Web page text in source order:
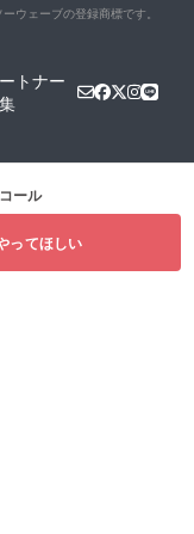
ウェーブの登録商標です。
トナー
ール
ってほしい